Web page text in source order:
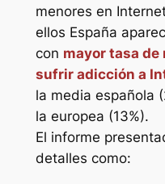
menores en
ellos España
con mayor tasa de
sufrir adicción a
la media española
la europea (13%).
El informe
detalles como: